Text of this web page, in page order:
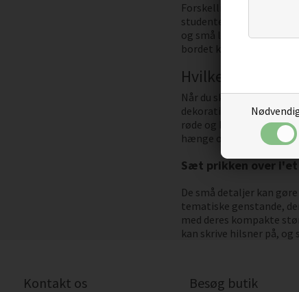
Forskellige pynt-
studenterfest-
og små lokaler. Du kan
bordet kan du bruge
Hvilken
Når du skal fejre
dekorative elementer,
røde og blå farver, så
hænge op og dække store
Sæt prikken over
De små detaljer kan
tematiske genstande,
med deres kompakte
kan skrive hilsner på,
Kontakt os Besøg butik